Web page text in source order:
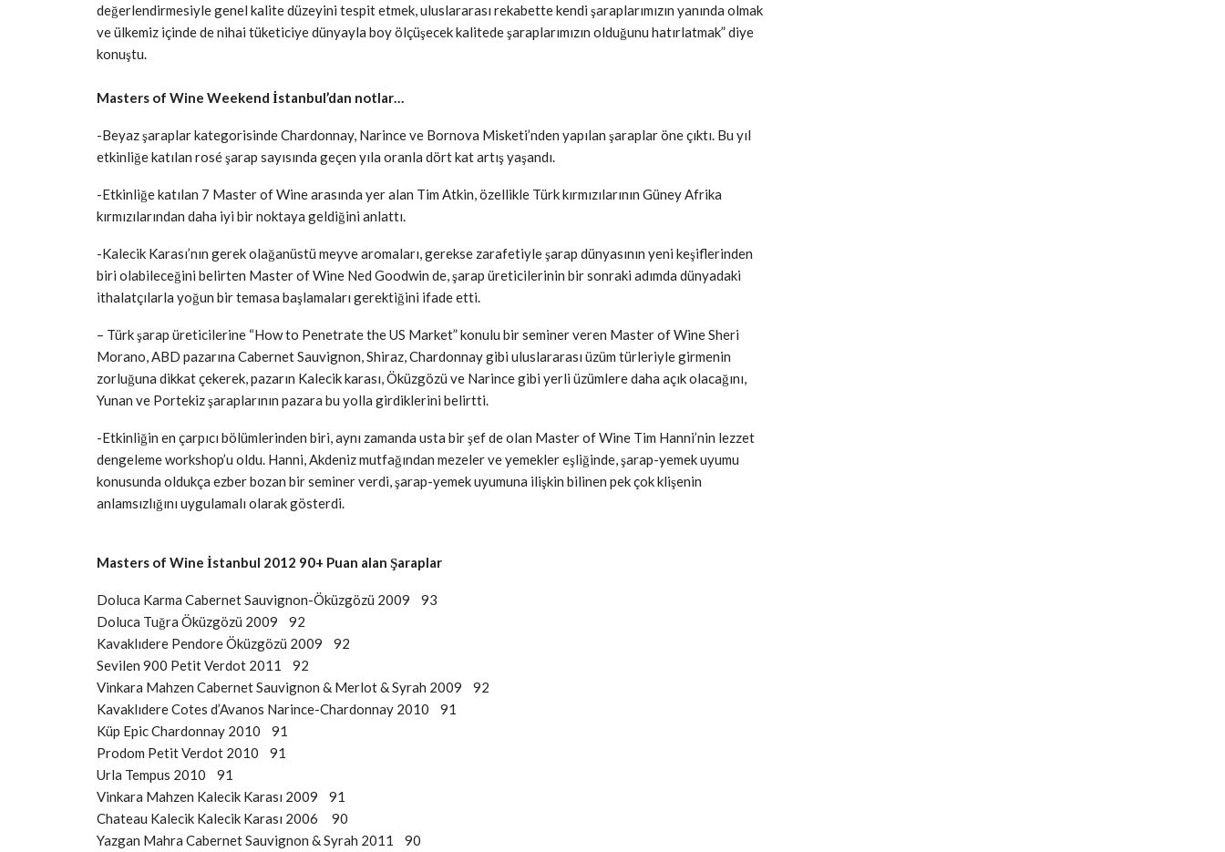
değerlendirmesiyle genel kalite düzeyini tespit etmek, uluslararası rekabette kendi şaraplarımızın yanında olmak
ve ülkemiz içinde de nihai tüketiciye dünyayla boy ölçüşecek kalitede şaraplarımızın olduğunu hatırlatmak” diye
konuştu.
Masters of Wine Weekend İstanbul’dan notlar…
-Beyaz şaraplar kategorisinde Chardonnay, Narince ve Bornova Misketi’nden yapılan şaraplar öne çıktı. Bu yıl
etkinliğe katılan rosé şarap sayısında geçen yıla oranla dört kat artış yaşandı.
-Etkinliğe katılan 7 Master of Wine arasında yer alan Tim Atkin, özellikle Türk kırmızılarının Güney Afrika
kırmızılarından daha iyi bir noktaya geldiğini anlattı.
-Kalecik Karası’nın gerek olağanüstü meyve aromaları, gerekse zarafetiyle şarap dünyasının yeni keşiflerinden
biri olabileceğini belirten Master of Wine Ned Goodwin de, şarap üreticilerinin bir sonraki adımda dünyadaki
ithalatçılarla yoğun bir temasa başlamaları gerektiğini ifade etti.
– Türk şarap üreticilerine “How to Penetrate the US Market” konulu bir seminer veren Master of Wine Sheri
Morano, ABD pazarına Cabernet Sauvignon, Shiraz, Chardonnay gibi uluslararası üzüm türleriyle girmenin
zorluğuna dikkat çekerek, pazarın Kalecik karası, Öküzgözü ve Narince gibi yerli üzümlere daha açık olacağını,
Yunan ve Portekiz şaraplarının pazara bu yolla girdiklerini belirtti.
-Etkinliğin en çarpıcı bölümlerinden biri, aynı zamanda usta bir şef de olan Master of Wine Tim Hanni’nin lezzet
dengeleme workshop’u oldu. Hanni, Akdeniz mutfağından mezeler ve yemekler eşliğinde, şarap-yemek uyumu
konusunda oldukça ezber bozan bir seminer verdi, şarap-yemek uyumuna ilişkin bilinen pek çok klişenin
anlamsızlığını uygulamalı olarak gösterdi.
Masters of Wine İstanbul 2012 90+ Puan alan Şaraplar
Doluca Karma Cabernet Sauvignon-Öküzgözü 2009 93
Doluca Tuğra Öküzgözü 2009 92
Kavaklıdere Pendore Öküzgözü 2009 92
Sevilen 900 Petit Verdot 2011 92
Vinkara Mahzen Cabernet Sauvignon & Merlot & Syrah 2009 92
Kavaklıdere Cotes d’Avanos Narince-Chardonnay 2010 91
Küp Epic Chardonnay 2010 91
Prodom Petit Verdot 2010 91
Urla Tempus 2010 91
Vinkara Mahzen Kalecik Karası 2009 91
Chateau Kalecik Kalecik Karası 2006 90
Yazgan Mahra Cabernet Sauvignon & Syrah 2011 90